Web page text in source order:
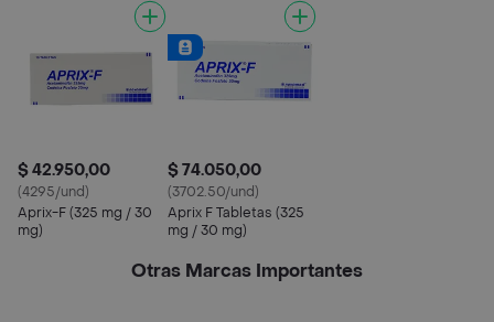
$ 42.950,00
(4295/und)
Aprix-F (325 mg / 30
mg)
$ 74.050,00
(3702.50/und)
Aprix F Tabletas (325
mg / 30 mg)
Otras Marcas Importantes